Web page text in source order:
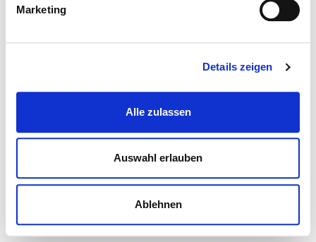
Marketing
Details zeigen
Alle zulassen
Auswahl erlauben
Ablehnen